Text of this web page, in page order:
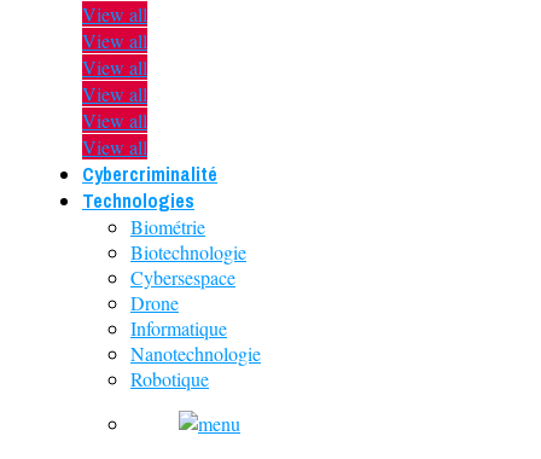
View all
View all
View all
View all
View all
View all
Cybercriminalité
Technologies
Biométrie
Biotechnologie
Cybersespace
Drone
Informatique
Nanotechnologie
Robotique